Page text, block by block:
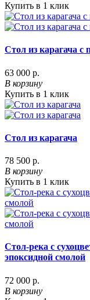
Купить в 1 клик
Стол из карагача
63 000 р.
В корзину
Купить в 1 клик
Стол из карагача
78 500 р.
В корзину
Купить в 1 клик
Стол-река с
эпоксидной смолой
72 000 р.
В корзину